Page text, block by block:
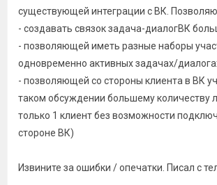
существующей интеграции с ВК.
- создавать связок задача-диалогВК
- позволяющей иметь разные наборы
одновременно активных задачах/
- позволяющей со стороны клиента в ВК
таком обсуждении большему количеству
только 1 клиент без возможности
стороне ВК)
Извините за ошибки / опечатки. Писал с